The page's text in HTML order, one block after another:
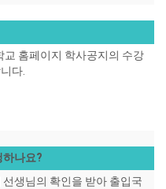
홈페이지 학사공지의 수강
다.
하나요?
생님의 확인을 받아 출입국